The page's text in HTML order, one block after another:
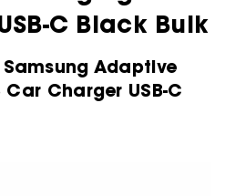
C Black Bulk
Samsung Adaptive
Charger USB-C